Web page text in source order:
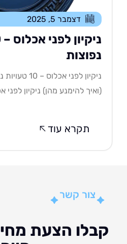
דצמבר 5, 2025
ניקיון
ניקיון לפני אכלוס – 10
להימנע מהן) ניקיון לפני אכלוס....
תקרא עוד
צור קשר
הצעת מחיר